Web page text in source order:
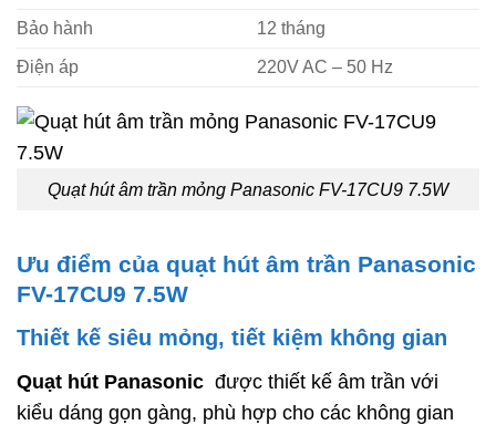
Bảo hành 12 tháng
Điện áp 220V AC – 50 Hz
Quạt hút âm trần mỏng Panasonic FV-17CU9 7.5W
Ưu điểm của quạt hút âm trần Panasonic
FV-17CU9 7.5W
Thiết kế siêu mỏng, tiết kiệm không gian
Quạt hút Panasonic được thiết kế âm trần với
kiểu dáng gọn gàng, phù hợp cho các không gian